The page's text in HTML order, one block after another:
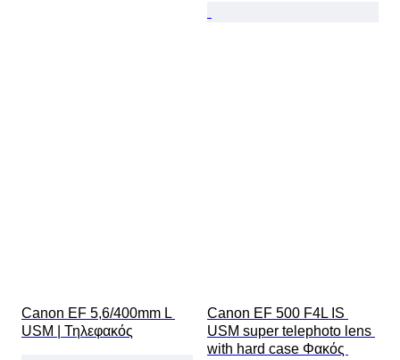
Canon EF 5,6/400mm L
USM | Τηλεφακός
Canon EF 500 F4L IS
USM super telephoto lens
with hard case Φακός